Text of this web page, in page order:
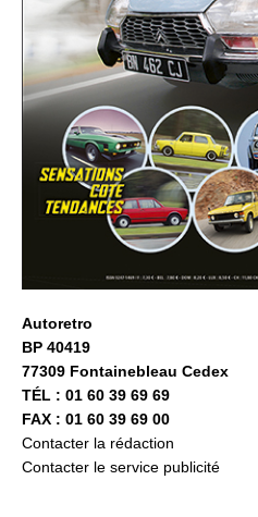
Autoretro
BP 40419
77309 Fontainebleau Cedex
TÉL : 01 60 39 69 69
FAX : 01 60 39 69 00
Contacter la rédaction
Contacter le service publicité